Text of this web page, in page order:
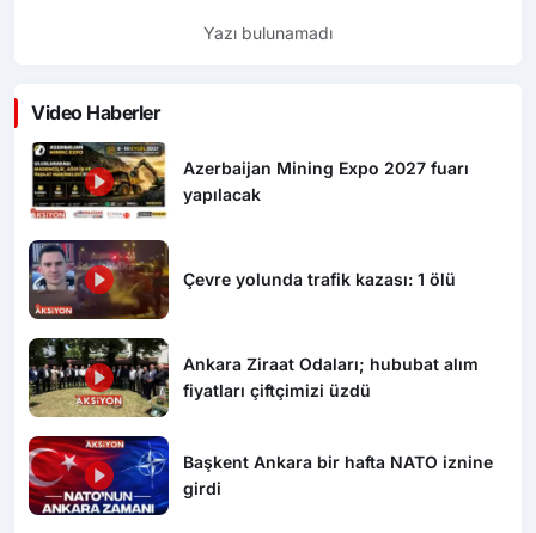
Yazı bulunamadı
Video Haberler
Azerbaijan Mining Expo 2027 fuarı
yapılacak
Çevre yolunda trafik kazası: 1 ölü
Ankara Ziraat Odaları; hububat alım
fiyatları çiftçimizi üzdü
Başkent Ankara bir hafta NATO iznine
girdi